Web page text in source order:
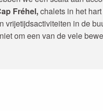
Fréhel,chalets in het
in de
om een van de vele